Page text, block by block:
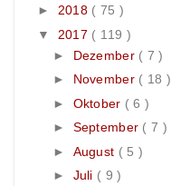
► 2018 ( 75 )
▼ 2017 ( 119 )
► Dezember ( 7 )
► November ( 18 )
► Oktober ( 6 )
► September ( 7 )
► August ( 5 )
► Juli ( 9 )